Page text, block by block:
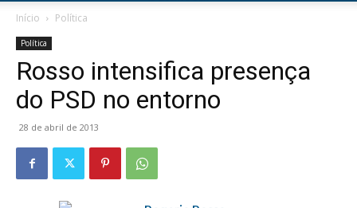
Início Política
Política
Rosso intensifica presença
do PSD no entorno
28 de abril de 2013